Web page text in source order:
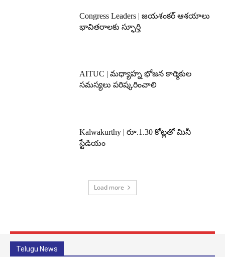
Congress Leaders | జయశంకర్ ఆశయాలు
భావితరాలకు స్ఫూర్తి
AITUC | మధ్యాహ్న భోజన కార్మికుల
సమస్యలు పరిష్కరించాలి
Kalwakurthy | రూ.1.30 కోట్లతో మినీ
స్టేడియం
Load more
Telugu News